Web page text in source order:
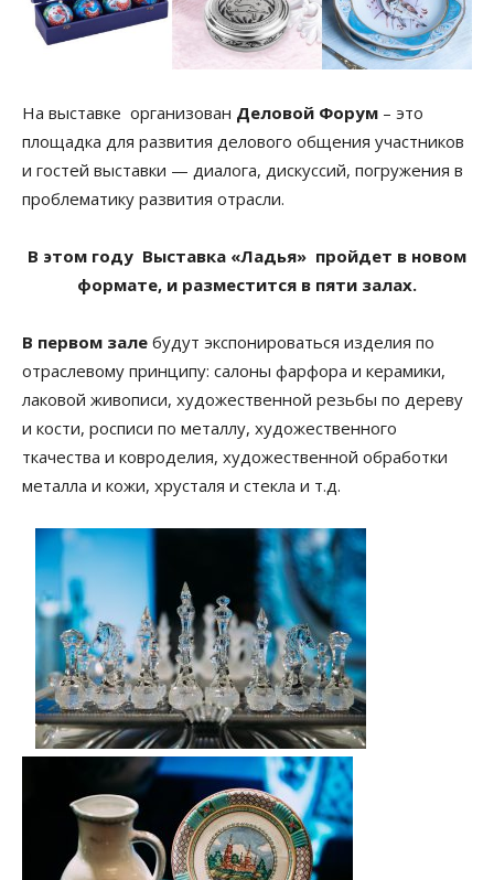
На выставке организован Деловой Форум – это
площадка для развития делового общения участников
и гостей выставки — диалога, дискуссий, погружения в
проблематику развития отрасли.
В этом году Выставка «Ладья» пройдет в новом
формате, и разместится в пяти залах.
В первом зале будут экспонироваться изделия по
отраслевому принципу: салоны фарфора и керамики,
лаковой живописи, художественной резьбы по дереву
и кости, росписи по металлу, художественного
ткачества и ковроделия, художественной обработки
металла и кожи, хрусталя и стекла и т.д.